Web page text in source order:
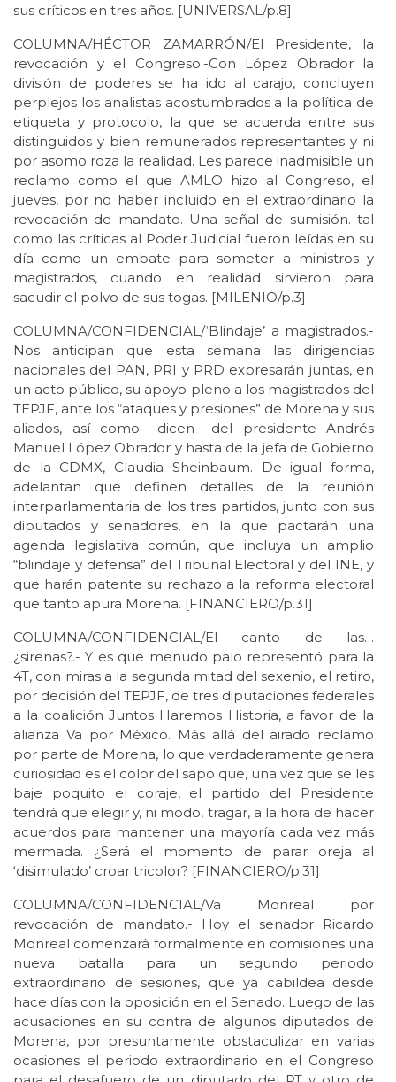
sus críticos en tres años. [UNIVERSAL/p.8]
COLUMNA/HÉCTOR ZAMARRÓN/El Presidente, la
revocación y el Congreso.-Con López Obrador la
división de poderes se ha ido al carajo, concluyen
perplejos los analistas acostumbrados a la política de
etiqueta y protocolo, la que se acuerda entre sus
distinguidos y bien remunerados representantes y ni
por asomo roza la realidad. Les parece inadmisible un
reclamo como el que AMLO hizo al Congreso, el
jueves, por no haber incluido en el extraordinario la
revocación de mandato. Una señal de sumisión. tal
como las críticas al Poder Judicial fueron leídas en su
día como un embate para someter a ministros y
magistrados, cuando en realidad sirvieron para
sacudir el polvo de sus togas. [MILENIO/p.3]
COLUMNA/CONFIDENCIAL/‘Blindaje’ a magistrados.-
Nos anticipan que esta semana las dirigencias
nacionales del PAN, PRI y PRD expresarán juntas, en
un acto público, su apoyo pleno a los magistrados del
TEPJF, ante los “ataques y presiones” de Morena y sus
aliados, así como –dicen– del presidente Andrés
Manuel López Obrador y hasta de la jefa de Gobierno
de la CDMX, Claudia Sheinbaum. De igual forma,
adelantan que definen detalles de la reunión
interparlamentaria de los tres partidos, junto con sus
diputados y senadores, en la que pactarán una
agenda legislativa común, que incluya un amplio
“blindaje y defensa” del Tribunal Electoral y del INE, y
que harán patente su rechazo a la reforma electoral
que tanto apura Morena. [FINANCIERO/p.31]
COLUMNA/CONFIDENCIAL/El canto de las…
¿sirenas?.- Y es que menudo palo representó para la
4T, con miras a la segunda mitad del sexenio, el retiro,
por decisión del TEPJF, de tres diputaciones federales
a la coalición Juntos Haremos Historia, a favor de la
alianza Va por México. Más allá del airado reclamo
por parte de Morena, lo que verdaderamente genera
curiosidad es el color del sapo que, una vez que se les
baje poquito el coraje, el partido del Presidente
tendrá que elegir y, ni modo, tragar, a la hora de hacer
acuerdos para mantener una mayoría cada vez más
mermada. ¿Será el momento de parar oreja al
‘disimulado’ croar tricolor? [FINANCIERO/p.31]
COLUMNA/CONFIDENCIAL/Va Monreal por
revocación de mandato.- Hoy el senador Ricardo
Monreal comenzará formalmente en comisiones una
nueva batalla para un segundo periodo
extraordinario de sesiones, que ya cabildea desde
hace días con la oposición en el Senado. Luego de las
acusaciones en su contra de algunos diputados de
Morena, por presuntamente obstaculizar en varias
ocasiones el periodo extraordinario en el Congreso